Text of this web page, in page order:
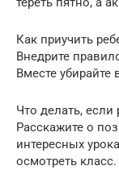
Как приучить
Внедрите
Вместе
Что делать, если
Расскажите о
интересных
осмотреть класс.